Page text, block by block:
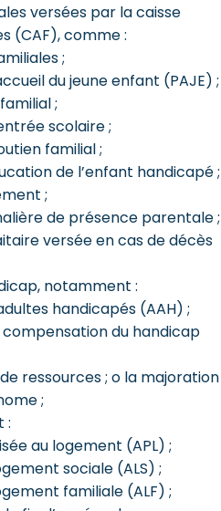
versées par la caisse
(CAF), comme :
;
du jeune enfant (PAJE) ;
;
scolaire ;
familial ;
de l’enfant handicapé ;
;
de présence parentale ;
versée en cas de décès
notamment :
handicapés (AAH) ;
du handicap
ressources ; o la majoration
;
:
au logement (APL) ;
sociale (ALS) ;
familiale (ALF) ;